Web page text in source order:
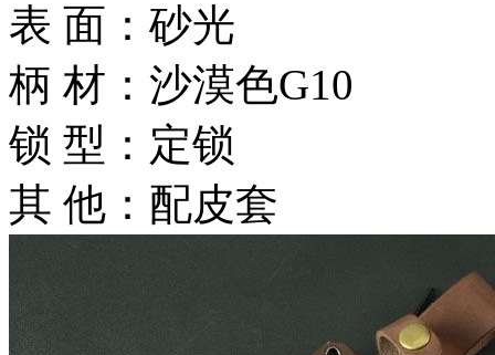
表 面：砂光
柄 材：沙漠色G10
锁 型：定锁
其 他：配皮套